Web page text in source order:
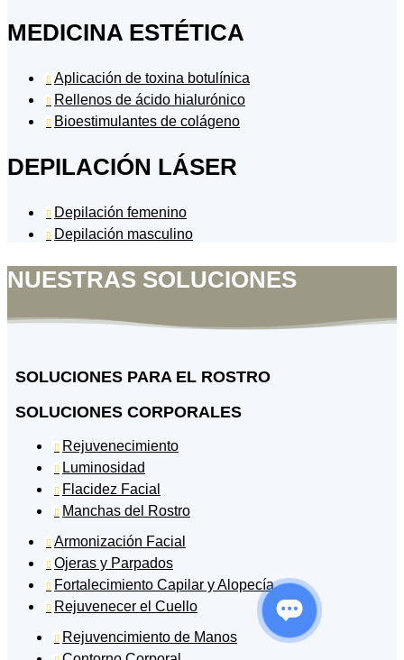
MEDICINA ESTÉTICA
 Aplicación de toxina botulínica
 Rellenos de ácido hialurónico
 Bioestimulantes de colágeno
DEPILACIÓN LÁSER
 Depilación femenino
 Depilación masculino
NUESTRAS SOLUCIONES
SOLUCIONES PARA EL ROSTRO
SOLUCIONES CORPORALES
 Rejuvenecimiento
 Luminosidad
 Flacidez Facial
 Manchas del Rostro
 Armonización Facial
 Ojeras y Parpados
 Fortalecimiento Capilar y Alopecía
 Rejuvenecer el Cuello
 Rejuvencimiento de Manos